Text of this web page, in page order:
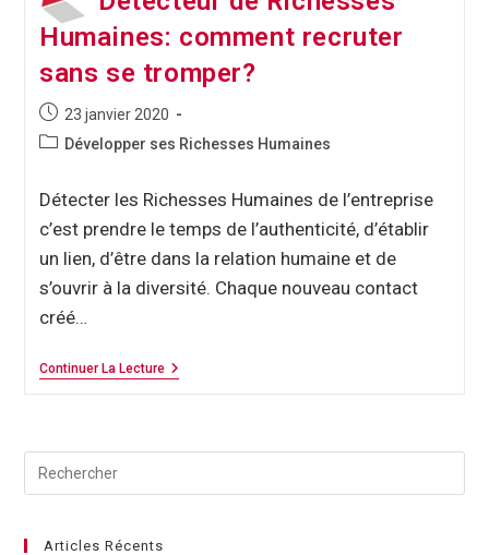
Humaines: comment recruter
sans se tromper?
23 janvier 2020
Développer ses Richesses Humaines
Détecter les Richesses Humaines de l’entreprise
c’est prendre le temps de l’authenticité, d’établir
un lien, d’être dans la relation humaine et de
s’ouvrir à la diversité. Chaque nouveau contact
créé…
Continuer La Lecture
Articles Récents